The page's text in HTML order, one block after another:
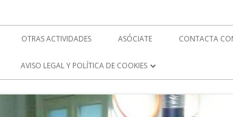
OTRAS ACTIVIDADES ASÓCIATE CONTACTA
AVISO LEGAL Y POLÍTICA DE COOKIES